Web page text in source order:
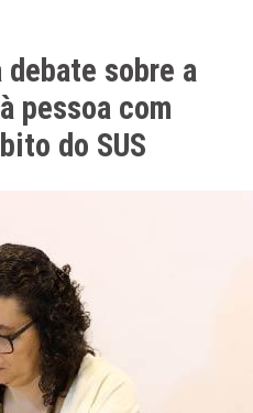
sobre a
pessoa com
do SUS